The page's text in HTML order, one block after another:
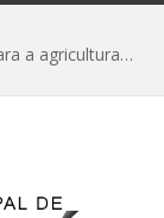
Câmara de Muaná aprova novas políticas para a agricultura e solicita reforma da Ponte do Reduto